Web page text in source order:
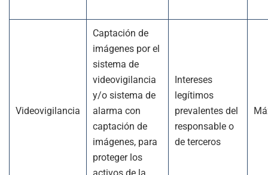
Videovigilancia
Captación de
imágenes por el
sistema de
videovigilancia
y/o sistema de
alarma con
captación de
imágenes, para
proteger los
Intereses
legítimos
prevalentes del
responsable o
de terceros